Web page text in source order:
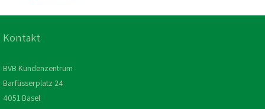
Kontakt
BVB Kundenzentrum
Barfüsserplatz 24
4051 Basel